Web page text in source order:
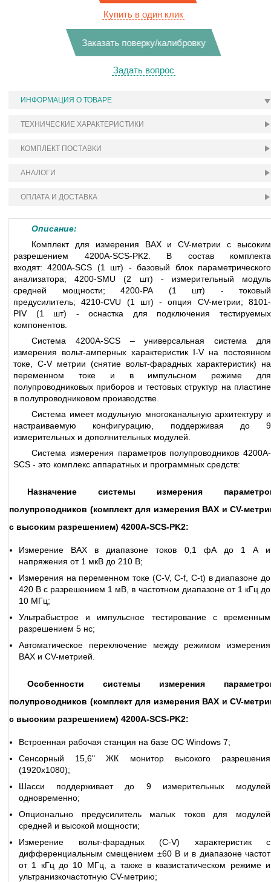
Купить в один клик
Заказать поверку/калибровку
Задать вопрос
ИНФОРМАЦИЯ О ТОВАРЕ
ТЕХНИЧЕСКИЕ ХАРАКТЕРИСТИКИ
КОМПЛЕКТ ПОСТАВКИ
АНАЛОГИ
ОПЛАТА И ДОСТАВКА
Описание:
Комплект для измерения ВАХ и CV-метрии с высоким
разрешением 4200A-SCS-PK2. В состав комплекта
входят: 4200A-SCS (1 шт) - базовый блок параметрического
анализатора; 4200-SMU (2 шт) - измерительный модуль
средней мощности; 4200-PA (1 шт) - токовый
предусилитель; 4210-CVU (1 шт) - опция CV-метрии; 8101-
PIV (1 шт) - оснастка для подключения тестируемых
компонентов.
Система 4200A-SCS – универсальная система для
измерения вольт-амперных характеристик I-V на постоянном
токе, С-V метрии (снятие вольт-фарадных характеристик) на
переменном токе и в импульсном режиме для
полупроводниковых приборов и тестовых структур на пластине
в полупроводниковом производстве.
Система имеет модульную многоканальную архитектуру и
настраиваемую конфигурацию, поддерживая до 9
измерительных и дополнительных модулей.
Система измерения параметров полупроводников 4200A-
SCS - это комплекс аппаратных и программных средств:
Назначение системы измерения
полупроводников (комплект для измерения ВАХ и CV-
с высоким разрешением) 4200A-SCS-PK2:
Измерение ВАХ в диапазоне токов 0,1 фА до 1 А и
напряжения от 1 мкВ до 210 В;
Измерения на переменном токе (C-V, C-f, C-t) в диапазоне до
420 В с разрешением 1 мВ, в частотном диапазоне от 1 кГц до
10 МГц;
Ультрабыстрое и импульсное тестирование с временным
разрешением 5 нс;
Автоматическое переключение между режимом измерения
ВАХ и CV-метрией.
Особенности системы измерения
полупроводников (комплект для измерения ВАХ и CV-
с высоким разрешением) 4200A-SCS-PK2:
Встроенная рабочая станция на базе ОС Windows 7;
Сенсорный 15,6" ЖК монитор высокого разрешения
(1920x1080);
Шасси поддерживает до 9 измерительных модулей
одновременно;
Опционально предусилитель малых токов для модулей
средней и высокой мощности;
Измерение вольт-фарадных (C-V) характеристик с
дифференциальным смещением ±60 В и в диапазоне частот
от 1 кГц до 10 МГц, а также в квазистатическом режиме и
ультранизкочастотную CV-метрию;